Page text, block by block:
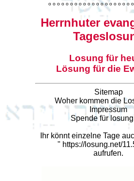
o o o o o o o o o o o o o o o o o o o o
Herrnhuter
Losung für
Lösung für die
Sitemap
Woher kommen die
Impressum
Spende für
Ihr könnt einzelne Tage
" https://losung.net/
aufrufen.